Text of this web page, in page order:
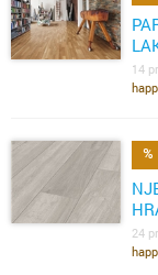
14
24